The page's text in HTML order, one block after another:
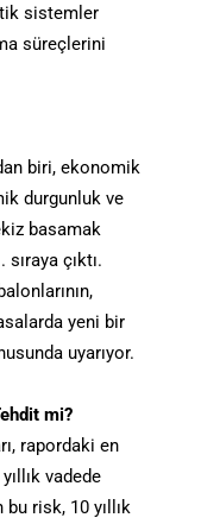
sistemler
süreçlerini
biri, ekonomik
durgunluk ve
basamak
çıktı.
yeni bir
uyarıyor.
mi?
rapordaki en
vadede
risk, 10 yıllık